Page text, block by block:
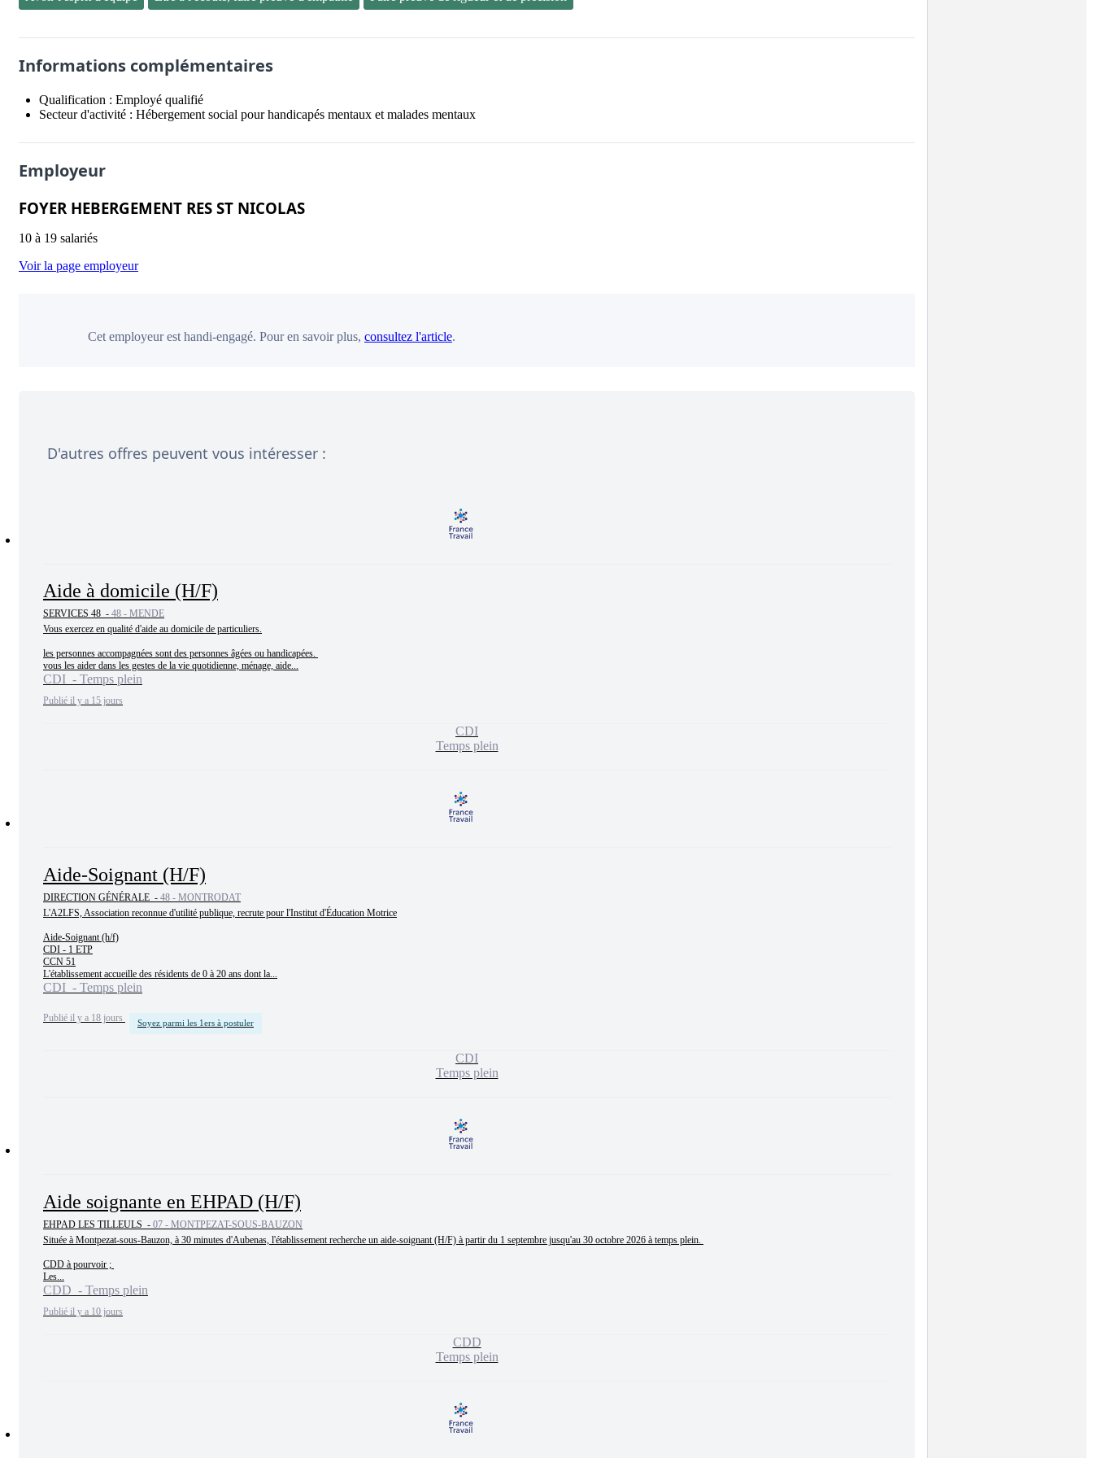
Informations complémentaires
Qualification : Employé qualifié
Secteur d'activité : Hébergement social pour handicapés mentaux et malades mentaux
Employeur
FOYER HEBERGEMENT RES ST NICOLAS
10 à 19 salariés
Voir la page employeur
Cet employeur est handi-engagé. Pour en savoir plus, consultez l'article.
D'autres offres peuvent vous intéresser :
Aide à domicile (H/F)
SERVICES 48 - 48 - MENDE
Vous exercez en qualité d'aide au domicile de particuliers.
les personnes accompagnées sont des personnes âgées ou handicapées.
vous les aider dans les gestes de la vie quotidienne, ménage, aide...
CDI - Temps plein
Publié il y a 15 jours
CDI
Temps plein
Aide-Soignant (H/F)
DIRECTION GÉNÉRALE - 48 - MONTRODAT
L'A2LFS, Association reconnue d'utilité publique, recrute pour l'Institut d'Éducation Motrice
Aide-Soignant (h/f)
CDI - 1 ETP
CCN 51
L'établissement accueille des résidents de 0 à 20 ans dont la...
CDI - Temps plein
Publié il y a 18 jours Soyez parmi les 1ers à postuler
CDI
Temps plein
Aide soignante en EHPAD (H/F)
EHPAD LES TILLEULS - 07 - MONTPEZAT-SOUS-BAUZON
Située à Montpezat-sous-Bauzon, à 30 minutes d'Aubenas, l'établissement recherche un aide-soignant (H/F) à partir du 1 septembre jusqu'au 30 octobre 2026 à temps plein.
CDD à pourvoir ;
Les...
CDD - Temps plein
Publié il y a 10 jours
CDD
Temps plein